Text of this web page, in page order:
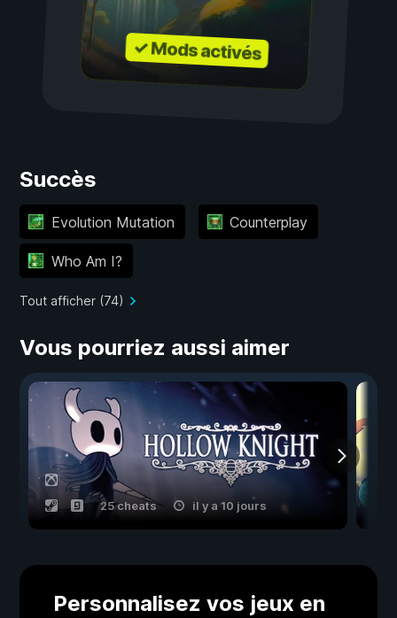
✓ Mods activés
Succès
Evolution Mutation Counterplay
Who Am I?
Tout afficher (74)
Vous pourriez aussi aimer
25 cheats il y a 10 jours
Personnalisez vos jeux en